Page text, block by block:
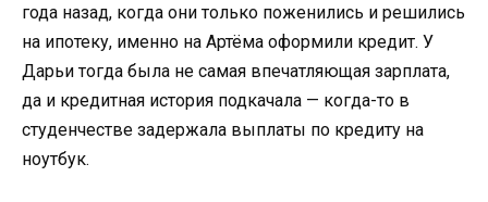
года назад, когда они только поженились и решились
на ипотеку, именно на Артёма оформили кредит. У
Дарьи тогда была не самая впечатляющая зарплата,
да и кредитная история подкачала — когда-то в
студенчестве задержала выплаты по кредиту на
ноутбук.